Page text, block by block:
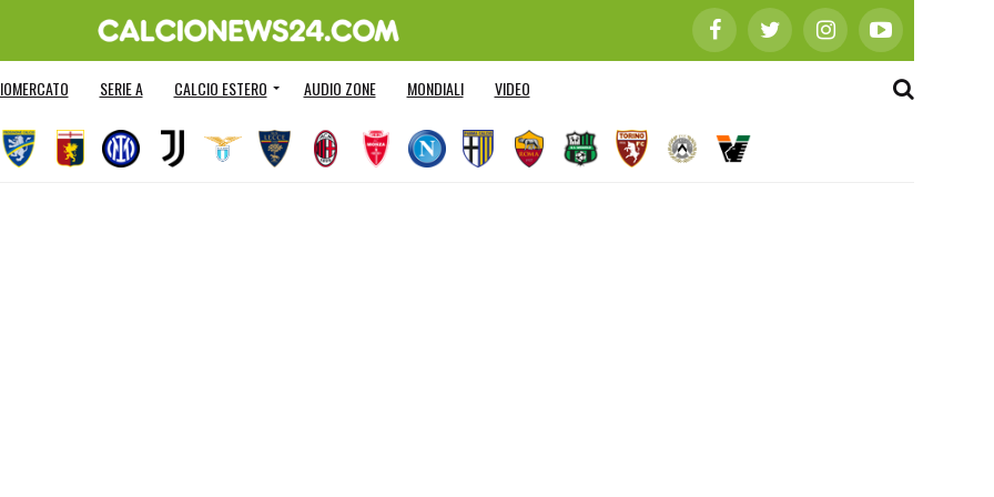
SERIE A CALCIO ESTERO AUDIO ZONE MONDIALI VIDEO